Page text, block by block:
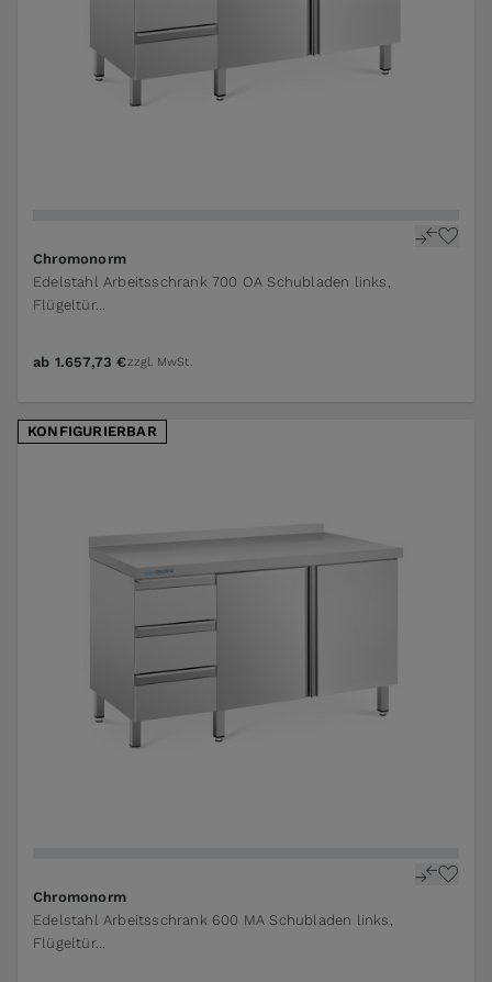
Chromonorm
Edelstahl Arbeitsschrank 700 OA Schubladen links,
Flügeltür...
The price depends on the options chosen on the
ab 1.657,73 €zzgl. MwSt.
KONFIGURIERBAR
Chromonorm
Edelstahl Arbeitsschrank 600 MA Schubladen links,
Flügeltür...
The price depends on the options chosen on the